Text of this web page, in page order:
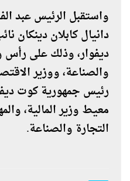
واستقبل الرئيس عبد
دانيال كابلان دينكان
ديفوار، وذلك على رأس
والصناعة، ووزير
رئيس جمهورية كوت
معيط وزير المالية،
التجارة والصناعة.